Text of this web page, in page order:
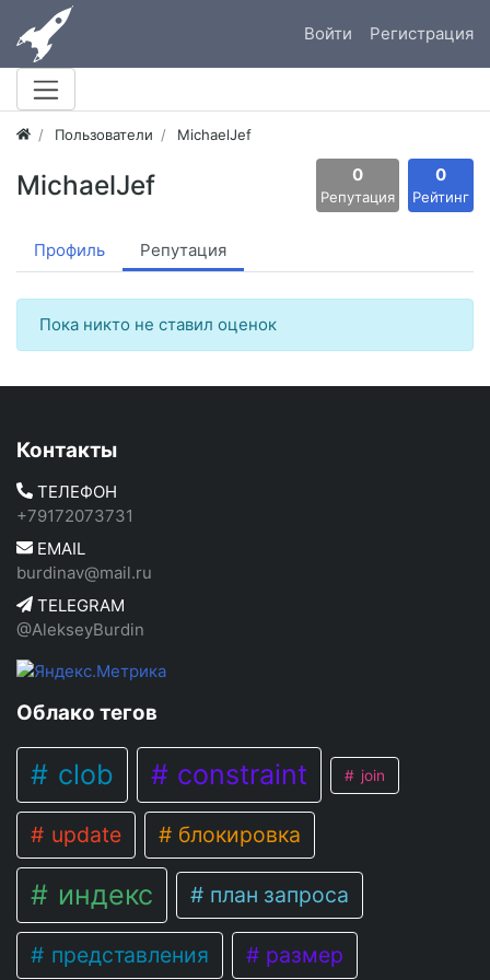
Войти Регистрация
Пользователи MichaelJef
MichaelJef 0
Репутация
0
Рейтинг
Профиль Репутация
Пока никто не ставил оценок
Контакты
ТЕЛЕФОН
+79172073731
EMAIL
burdinav@mail.ru
TELEGRAM
@AlekseyBurdin
Облако тегов
clob constraint join
update блокировка
индекс план запроса
представления размер